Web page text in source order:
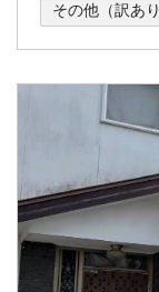
その他（訳あり